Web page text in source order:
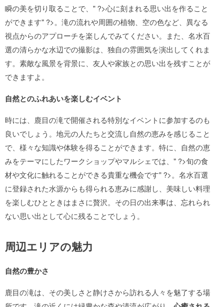
瞬の美を切り取ることで、 " ?>心に刻まれる思い出を作ること
ができます" ?>。滝の流れや周囲の植物、空の色など、異なる
視点からのアプローチを楽しんでみてください。また、名水百
選の清らかな水辺での撮影は、独自の雰囲気を演出してくれま
す。素敵な風景を背景に、友人や家族との思い出を残すことが
できますよ。
自然とのふれあいを楽しむイベント
時には、鹿目の滝で開催される特別なイベントに参加するのも
良いでしょう。地元の人たちと交流し自然の恵みを感じること
で、様々な知識や体験を得ることができます。特に、自然の恵
みをテーマにしたワークショップやマルシェでは、 " ?>旬の食
材や文化に触れることができる貴重な機会です" ?>。名水百選
に登録された水源からも得られる恵みに感謝し、美味しい料理
を楽しむひとときはまさに贅沢。その日の出来事は、忘れられ
ない思い出として心に残ることでしょう。
周辺エリアの魅力
自然の豊かさ
鹿目の滝は、その美しさと静けさから訪れる人々を魅了する場